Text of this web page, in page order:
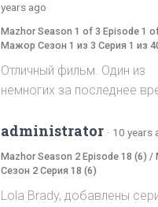
years ago
Mazhor Season 1 of 3 Episode 1
Мажор Сезон 1 из 3 Серия 1 из
Отличный фильм. Один из
немногих за последнее
administrator · 10 years
Mazhor Season 2 Episode 18 (6)
Сезон 2 Серия 18 (6)
Lola Brady, добавлены